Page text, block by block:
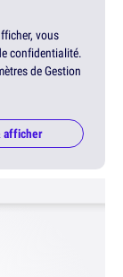
vous
confidentialité.
de Gestion
afficher